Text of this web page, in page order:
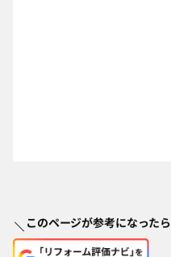
このページが参考になったら